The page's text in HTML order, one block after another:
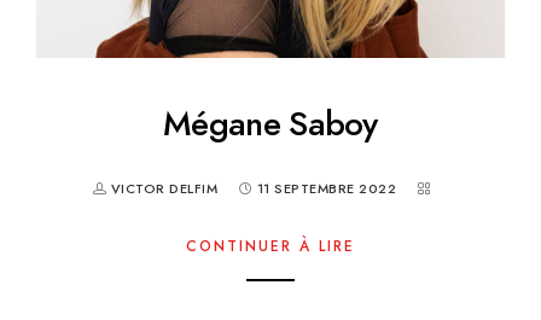
Mégane Saboy
VICTOR DELFIM 11 SEPTEMBRE 2022
CONTINUER À LIRE